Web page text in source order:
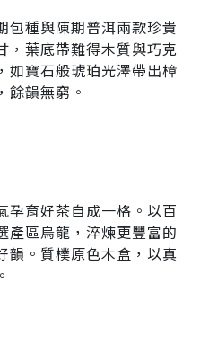
包種與陳期普洱兩款珍貴
，葉底帶難得木質與巧克
如寶石般琥珀光澤帶出樟
餘韻無窮。
孕育好茶自成一格。以百
產區烏龍，淬煉更豐富的
韻。質樸原色木盒，以真